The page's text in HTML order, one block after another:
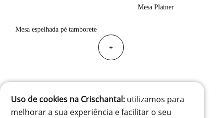
Mesa espelhada pé tamborete
Mesa Platner
+
Uso de cookies na Crischantal: utilizamos para
melhorar a sua experiência e facilitar o seu